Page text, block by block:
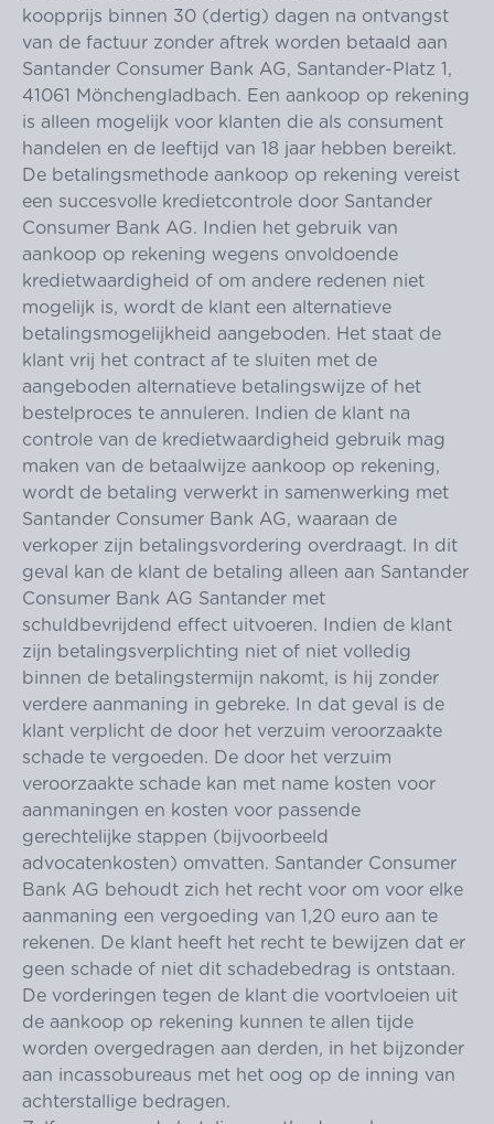
koopprijs binnen 30 (dertig) dagen na ontvangst
van de factuur zonder aftrek worden betaald aan
Santander Consumer Bank AG, Santander-Platz 1,
41061 Mönchengladbach. Een aankoop op rekening
is alleen mogelijk voor klanten die als consument
handelen en de leeftijd van 18 jaar hebben bereikt.
De betalingsmethode aankoop op rekening vereist
een succesvolle kredietcontrole door Santander
Consumer Bank AG. Indien het gebruik van
aankoop op rekening wegens onvoldoende
kredietwaardigheid of om andere redenen niet
mogelijk is, wordt de klant een alternatieve
betalingsmogelijkheid aangeboden. Het staat de
klant vrij het contract af te sluiten met de
aangeboden alternatieve betalingswijze of het
bestelproces te annuleren. Indien de klant na
controle van de kredietwaardigheid gebruik mag
maken van de betaalwijze aankoop op rekening,
wordt de betaling verwerkt in samenwerking met
Santander Consumer Bank AG, waaraan de
verkoper zijn betalingsvordering overdraagt. In dit
geval kan de klant de betaling alleen aan Santander
Consumer Bank AG Santander met
schuldbevrijdend effect uitvoeren. Indien de klant
zijn betalingsverplichting niet of niet volledig
binnen de betalingstermijn nakomt, is hij zonder
verdere aanmaning in gebreke. In dat geval is de
klant verplicht de door het verzuim veroorzaakte
schade te vergoeden. De door het verzuim
veroorzaakte schade kan met name kosten voor
aanmaningen en kosten voor passende
gerechtelijke stappen (bijvoorbeeld
advocatenkosten) omvatten. Santander Consumer
Bank AG behoudt zich het recht voor om voor elke
aanmaning een vergoeding van 1,20 euro aan te
rekenen. De klant heeft het recht te bewijzen dat er
geen schade of niet dit schadebedrag is ontstaan.
De vorderingen tegen de klant die voortvloeien uit
de aankoop op rekening kunnen te allen tijde
worden overgedragen aan derden, in het bijzonder
aan incassobureaus met het oog op de inning van
achterstallige bedragen.